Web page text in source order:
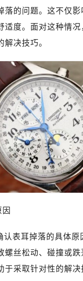
落的问题。这不仅
适度。面对这种情况
解决技巧。
认表耳掉落的具体原
螺丝松动、碰撞或跌
于采取针对性的解决